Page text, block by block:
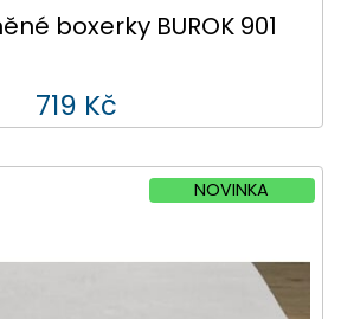
boxerky BUROK 901
719 Kč
NOVINKA